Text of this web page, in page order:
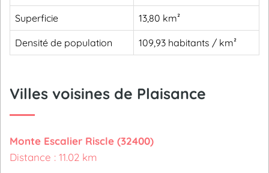
Superficie 13,80 km²
Densité de population 109,93 habitants / km²
Villes voisines de Plaisance
Monte Escalier Riscle (32400)
Distance : 11.02 km